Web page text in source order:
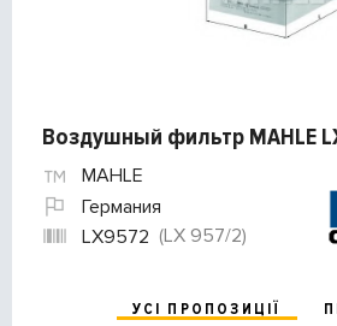
Воздушный фильтр MAHLE
MAHLE
Германия
LX9572 (LX 957/2)
УСІ ПРОПОЗИЦІЇ